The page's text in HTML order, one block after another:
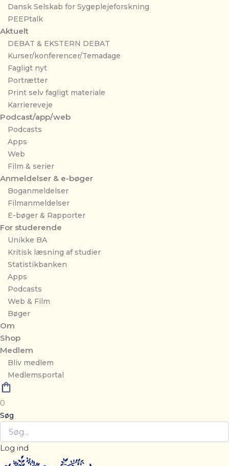
Dansk Selskab for Sygeplejeforskning
PEEPtalk
Aktuelt
DEBAT & EKSTERN DEBAT
Kurser/konferencer/Temadage
Fagligt nyt
Portrætter
Print selv fagligt materiale
Karriereveje
Podcast/app/web
Podcasts
Apps
Web
Film & serier
Anmeldelser & e-bøger
Boganmeldelser
Filmanmeldelser
E-bøger & Rapporter
For studerende
Unikke BA
Kritisk læsning af studier
Statistikbanken
Apps
Podcasts
Web & Film
Bøger
Om
Shop
Medlem
Bliv medlem
Medlemsportal
0
Søg
Log ind